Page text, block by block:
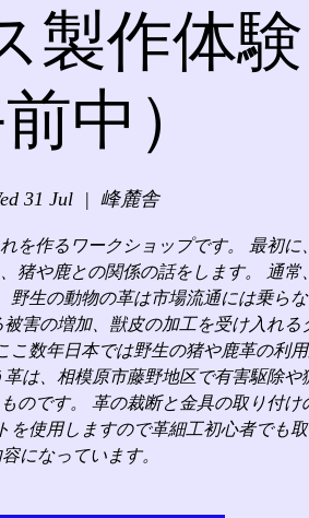
製作体
中）
31 Jul
  |
峰麓舎
を作るワークショップです。 最初に
猪や鹿との関係の話をします。 通常
野生の動物の革は市場流通には乗ら
害の増加、獣皮の加工を受け入れる
こ数年日本では野生の猪や鹿革の利
は、相模原市藤野地区で有害駆除や
のです。 革の裁断と金具の取り付け
を使用しますので革細工初心者でも
になっています。